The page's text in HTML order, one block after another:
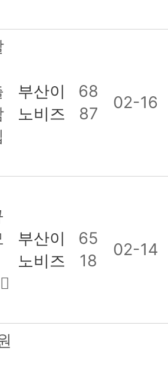
부산이
노비즈
68
87
02-16
부산이
노비즈
65
18
02-14